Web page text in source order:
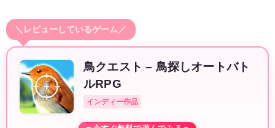
＼レビューしているゲーム／
鳥クエスト – 鳥探しオートバト
ルRPG
インディー作品